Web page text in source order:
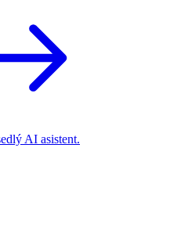
AI asistent.